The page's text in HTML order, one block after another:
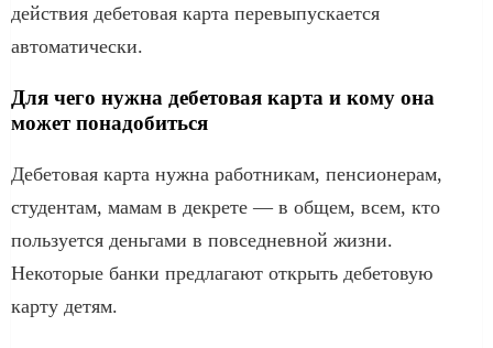
действия дебетовая карта перевыпускается
автоматически.
Для чего нужна дебетовая карта и кому она
может понадобиться
Дебетовая карта нужна работникам, пенсионерам,
студентам, мамам в декрете — в общем, всем, кто
пользуется деньгами в повседневной жизни.
Некоторые банки предлагают открыть дебетовую
карту детям.